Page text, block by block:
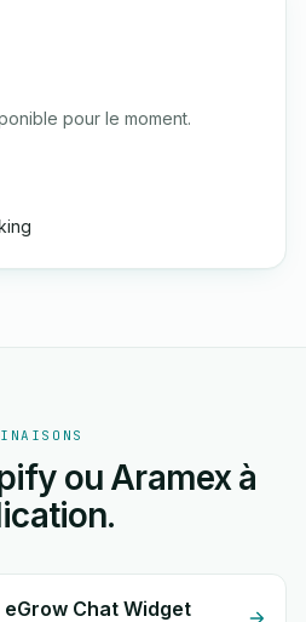
pour le moment.
ou Aramex à
Chat Widget